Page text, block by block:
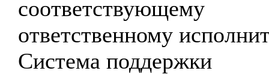
соответствующему
ответственному
Система поддержки